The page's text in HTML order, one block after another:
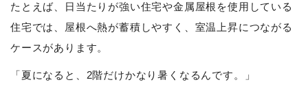
たとえば、日当たりが強い住宅や金属屋根を使用している
住宅では、屋根へ熱が蓄積しやすく、室温上昇につながる
ケースがあります。
「夏になると、2階だけかなり暑くなるんです。」